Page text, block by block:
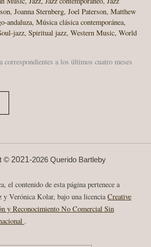
,Joanna Sternberg,Joel Paterson,Matthew
andaluza,Música clásica contemporánea,
jazz,Spiritual jazz,Western Music,World
correspondientes a los últimos cuatro meses
© 2021-2026 Querido Bartleby
el contenido de esta página pertenece a
y Verónica Kolar, bajo una licencia Creative
y Reconocimiento No Comercial Sin
.